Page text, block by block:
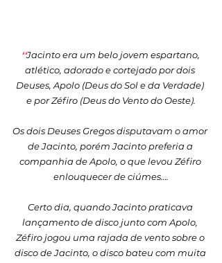
❛❛Jacinto era um belo jovem espartano,
atlético, adorado e cortejado por dois
Deuses, Apolo (Deus do Sol e da Verdade)
e por Zéfiro (Deus do Vento do Oeste).
Os dois Deuses Gregos disputavam o amor
de Jacinto, porém Jacinto preferia a
companhia de Apolo, o que levou Zéfiro
enlouquecer de ciúmes….
Certo dia, quando Jacinto praticava
lançamento de disco junto com Apolo,
Zéfiro jogou uma rajada de vento sobre o
disco de Jacinto, o disco bateu com muita